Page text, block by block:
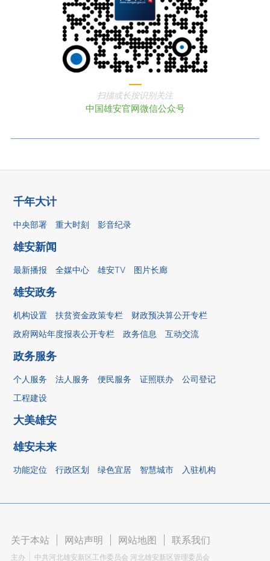
扫描或长按识别关注
中国雄安官网微信公众号
千年大计
中央部署 重大时刻 影音纪录
雄安新闻
最新播报 全媒中心 雄安TV 图片长廊
雄安政务
机构设置 扶贫资金政策专栏
财政预决算公开专栏
政府网站年度报表公开专栏
政务信息 互动交流
政务服务
个人服务 法人服务 便民服务 证照联办
公司登记
工程建设
大美雄安
雄安未来
功能定位 行政区划 绿色宜居 智慧城市 入驻机构
关于本站 网站声明 网站地图 联系我们
主办 中共河北雄安新区工作委员会 河北雄安新区管理委员会